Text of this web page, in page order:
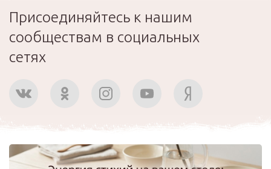
Присоединяйтесь к нашим
сообществам в социальных
сетях